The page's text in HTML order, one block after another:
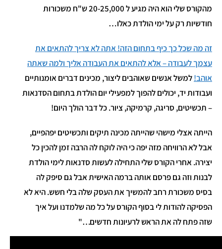
מהקורס שלי הוא היה מגיע ל 20-25,000 ש"ח משכורות
חודשיות רק על ימי הולדת כאלו…
זה מה שכל כך כיף בתחום הזה! אתה לא צריך להתאים את
עצמך לעבודה – אלא להתאים את העבודה אליך ולמה שאתה
אוהב!למשל אנשים שאוהבים ליצור, מכינים דברים אומנותיים
ועבודות יד, יכולים להפוך למפעילי יום הולדת בתחום הסדנאות
– תכשיטים, סריגה, קרמיקה, ציור. כל דבר הולך היום!
הייתה אצלי מישהי שהייתה מכינה תיקים ותכשיטים יפהפיים,
אבל לא הרוויחה מזה יפה כי היה לוקח לה הרבה זמן להכין כל
יצירה. אחרי הקורס שלי התחילה לעשות סדנאות לימי הולדת
לבנות וזה גם פרסם אותה ברמה האישית אבל גם סיפק לה
בסיס משכורת רחב להמשיך את העסק שלה בלי חשש. היא לא
הפסיקה להודות לי בסוף הקורס על כל מה שלמדנו ועל איך
שזה פתח לה את הראש לרעיונות חדשים…"